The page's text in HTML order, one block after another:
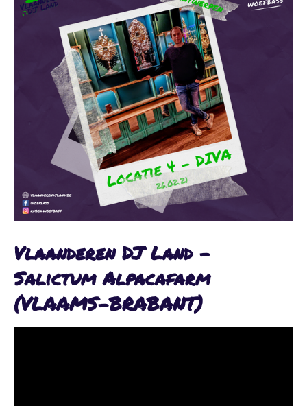
Vlaanderen DJ Land -
Salictum Alpacafarm
(VLAAMS-BRABANT)